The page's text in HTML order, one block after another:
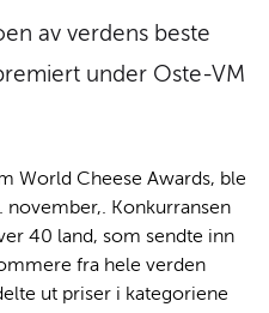
av verdens beste
under Oste-VM
World Cheese Awards, ble
november,. Konkurransen
40 land, som sendte inn
fra hele verden
ut priser i kategoriene